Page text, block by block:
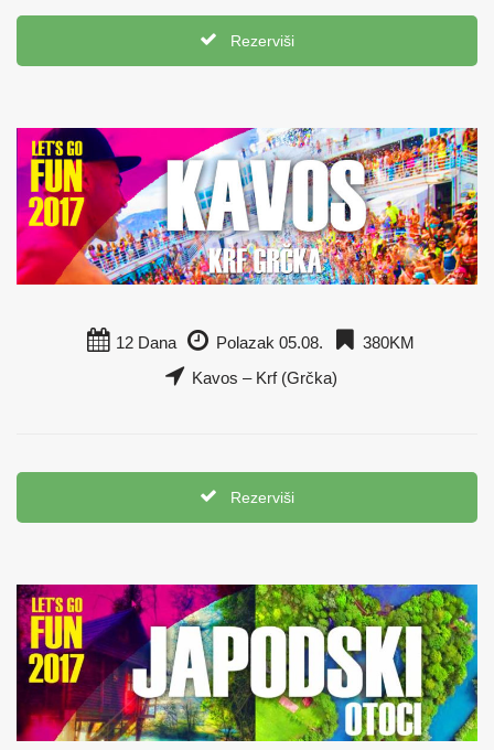
Rezerviši
12 Dana Polazak 05.08.
380KM
Kavos – Krf (Grčka)
Rezerviši